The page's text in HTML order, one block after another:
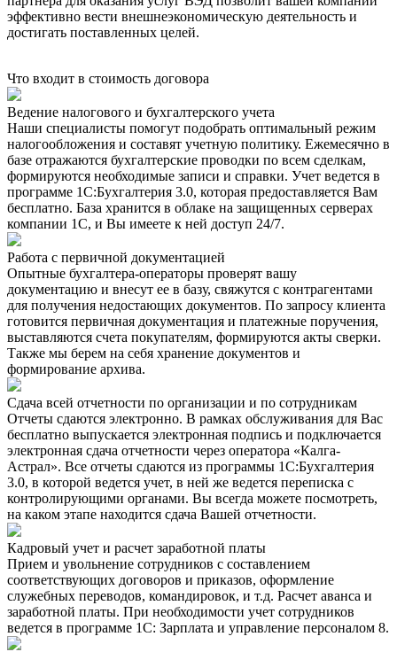
эффективно вести внешнеэкономическую деятельность и
достигать поставленных целей.
Что входит в стоимость договора
Ведение налогового и бухгалтерского учета
Наши специалисты помогут подобрать оптимальный режим
налогообложения и составят учетную политику. Ежемесячно в
базе отражаются бухгалтерские проводки по всем сделкам,
формируются необходимые записи и справки. Учет ведется в
программе 1С:Бухгалтерия 3.0, которая предоставляется Вам
бесплатно. База хранится в облаке на защищенных серверах
компании 1С, и Вы имеете к ней доступ 24/7.
Работа с первичной документацией
Опытные бухгалтера-операторы проверят вашу
документацию и внесут ее в базу, свяжутся с контрагентами
для получения недостающих документов. По запросу клиента
готовится первичная документация и платежные поручения,
выставляются счета покупателям, формируются акты сверки.
Также мы берем на себя хранение документов и
формирование архива.
Сдача всей отчетности по организации и по сотрудникам
Отчеты сдаются электронно. В рамках обслуживания для Вас
бесплатно выпускается электронная подпись и подключается
электронная сдача отчетности через оператора «Калга-
Астрал». Все отчеты сдаются из программы 1С:Бухгалтерия
3.0, в которой ведется учет, в ней же ведется переписка с
контролирующими органами. Вы всегда можете посмотреть,
на каком этапе находится сдача Вашей отчетности.
Кадровый учет и расчет заработной платы
Прием и увольнение сотрудников с составлением
соответствующих договоров и приказов, оформление
служебных переводов, командировок, и т.д. Расчет аванса и
заработной платы. При необходимости учет сотрудников
ведется в программе 1С: Зарплата и управление персоналом 8.